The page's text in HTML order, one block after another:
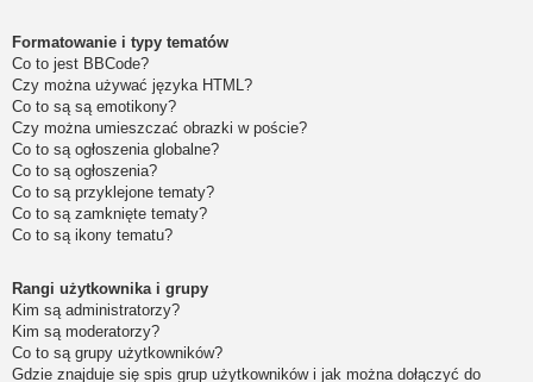
Formatowanie i typy tematów
Co to jest BBCode?
Czy można używać języka HTML?
Co to są są emotikony?
Czy można umieszczać obrazki w poście?
Co to są ogłoszenia globalne?
Co to są ogłoszenia?
Co to są przyklejone tematy?
Co to są zamknięte tematy?
Co to są ikony tematu?
Rangi użytkownika i grupy
Kim są administratorzy?
Kim są moderatorzy?
Co to są grupy użytkowników?
Gdzie znajduje się spis grup użytkowników i jak można dołączyć do